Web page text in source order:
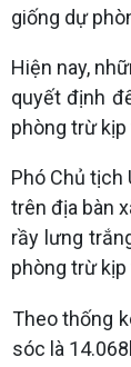
giống dự
Hiện nay,
quyết định
phòng trừ kịp
Phó Chủ tịch
trên địa bàn
rầy lưng
phòng trừ
Theo thống
sóc là